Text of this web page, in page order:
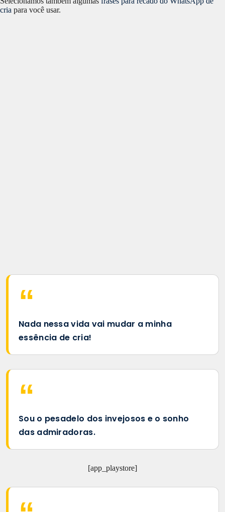
cria para você usar.
Nada nessa vida vai mudar a minha
essência de cria!
Sou o pesadelo dos invejosos e o sonho
das admiradoras.
[app_playstore]